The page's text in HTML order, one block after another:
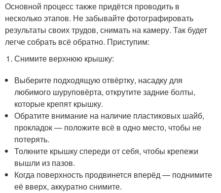
Основной процесс также придётся проводить в
несколько этапов. Не забывайте фотографировать
результаты своих трудов, снимать на камеру. Так будет
легче собрать всё обратно. Приступим:
Снимите верхнюю крышку:
Выберите подходящую отвёртку, насадку для
любимого шуруповёрта, открутите задние болты,
которые крепят крышку.
Обратите внимание на наличие пластиковых шайб,
прокладок — положите всё в одно место, чтобы не
потерять.
Толкните крышку спереди от себя, чтобы крепежи
вышли из пазов.
Когда поверхность продвинется вперёд — поднимите
её вверх, аккуратно снимите.